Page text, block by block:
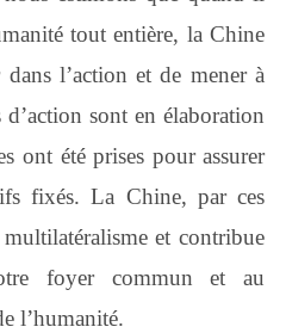
tout entière, la Chine
l’action et de mener à
sont en élaboration
ont été prises pour assurer
fixés. La Chine, par ces
et contribue
foyer commun et au
l’humanité.